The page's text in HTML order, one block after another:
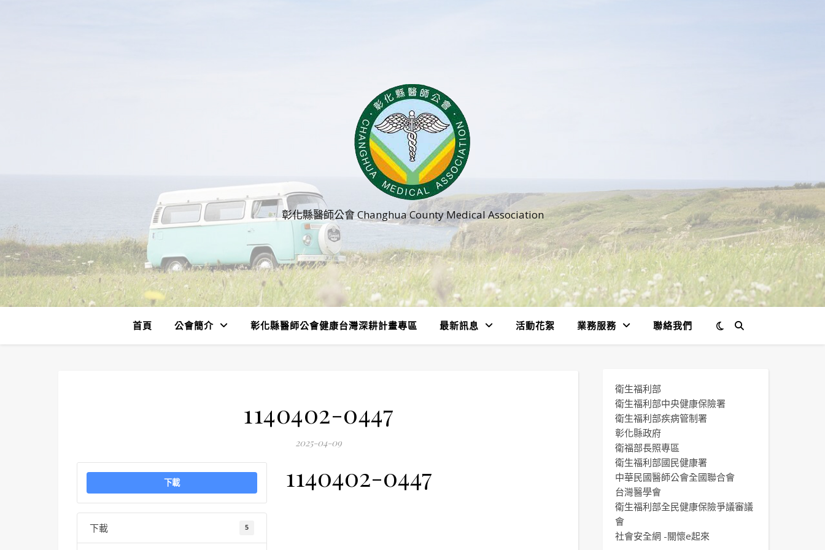
彰化縣醫師公會 Changhua County Medical Association
首頁 公會簡介 彰化縣醫師公會健康台灣深耕計畫專區 最新訊息 活動花絮 業務服務 聯絡我們
1140402-0447
2025-04-09
下載
下載 5
1140402-0447
衛生福利部
衛生福利部中央健康保險署
衛生福利部疾病管制署
彰化縣政府
衛福部長照專區
衛生福利部國民健康署
中華民國醫師公會全國聯合會
台灣醫學會
衛生福利部全民健康保險爭議審議
會
社會安全網 -關懷e起來